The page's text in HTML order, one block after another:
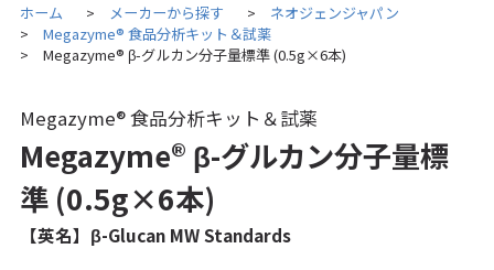
ホーム > メーカーから探す > ネオジェンジャパン
> Megazyme® 食品分析キット＆試薬
> Megazyme® β-グルカン分子量標準 (0.5g×6本)
Megazyme® 食品分析キット＆試薬
Megazyme® β-グルカン分子量標
準 (0.5g×6本)
【英名】β-Glucan MW Standards